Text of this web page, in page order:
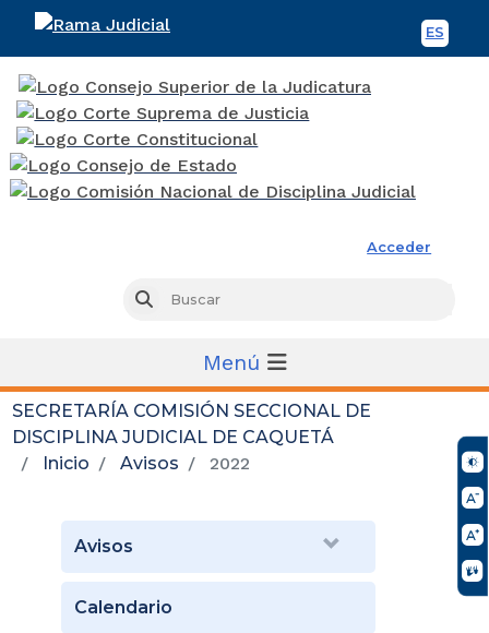
ES
Acceder
Buscar
Menú
SECRETARÍA COMISIÓN SECCIONAL DE
DISCIPLINA JUDICIAL DE CAQUETÁ
Inicio
Avisos 2022
Avisos
Calendario